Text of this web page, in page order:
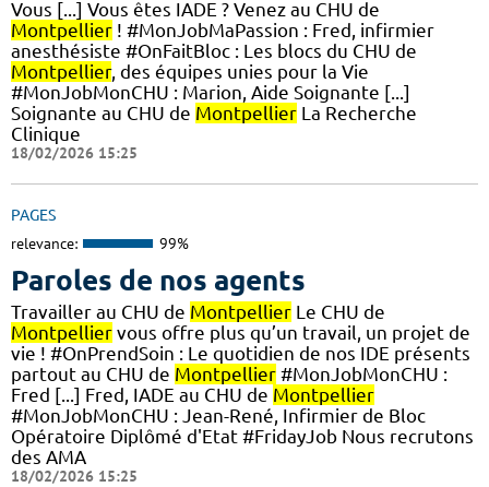
Vous [...] Vous êtes IADE ? Venez au CHU de
Montpellier ! #MonJobMaPassion : Fred, infirmier
anesthésiste #OnFaitBloc : Les blocs du CHU de
Montpellier, des équipes unies pour la Vie
#MonJobMonCHU : Marion, Aide Soignante [...]
Soignante au CHU de Montpellier La Recherche
Clinique
18/02/2026 15:25
PAGES
relevance: 99%
Paroles de nos agents
Travailler au CHU de Montpellier Le CHU de
Montpellier vous offre plus qu’un travail, un projet de
vie ! #OnPrendSoin : Le quotidien de nos IDE présents
partout au CHU de Montpellier #MonJobMonCHU :
Fred [...] Fred, IADE au CHU de Montpellier
#MonJobMonCHU : Jean-René, Infirmier de Bloc
Opératoire Diplômé d'Etat #FridayJob Nous recrutons
des AMA
18/02/2026 15:25